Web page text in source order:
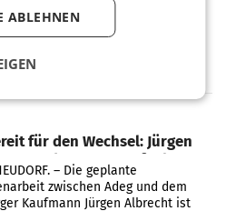
zwei Filialen in
Niederösterreich
– Im Rahmen einer
zwei Filialen in Nieder- und
im rund
für den Wechsel: Jürgen
setzt ab 1.1.2027 auf Adeg
– Die geplante
zwischen Adeg und dem
Kaufmann Jürgen Albrecht ist
ABLEHNEN